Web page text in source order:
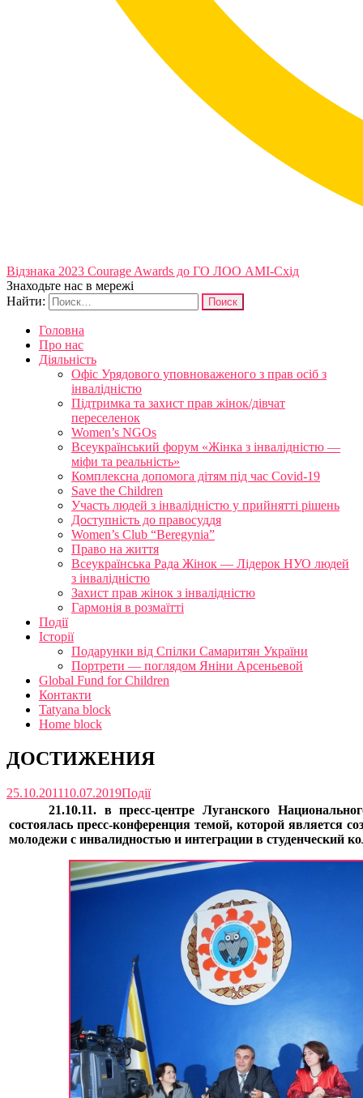
Відзнака 2023 Courage Awards до ГО ЛОО АМІ-Схід
Знаходьте нас в мережі
Найти:
Головна
Про нас
Діяльність
Офіс Урядового уповноваженого з прав осіб з
інвалідністю
Підтримка та захист прав жінок/дівчат
переселенок
Women’s NGOs
Всеукраїнський форум «Жінка з інвалідністю —
міфи та реальність»
Комплексна допомога дітям під час Covid-19
Save the Children
Участь людей з інвалідністю у прийнятті рішень
Доступність до правосуддя
Women’s Club “Beregynia”
Право на життя
Всеукраїнська Рада Жінок — Лідерок НУО людей
з інвалідністю
Захист прав жінок з інвалідністю
Гармонія в розмаїтті
Події
Історії
Подарунки від Спілки Самаритян України
Портрети — поглядом Яніни Арсеньевой
Global Fund for Children
Контакти
Tatyana block
Home block
ДОСТИЖЕНИЯ
25.10.201110.07.2019Події
21.10.11. в пресс-центре Луганского
состоялась пресс-конференция темой, которой является
молодежи с инвалидностью и интеграции в студенческий